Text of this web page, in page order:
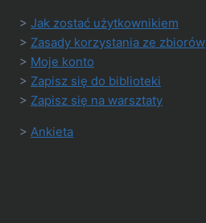
> Jak zostać użytkownikiem
> Zasady korzystania ze zbiorów
> Moje konto
> Zapisz się do biblioteki
> Zapisz się na warsztaty
> Ankieta